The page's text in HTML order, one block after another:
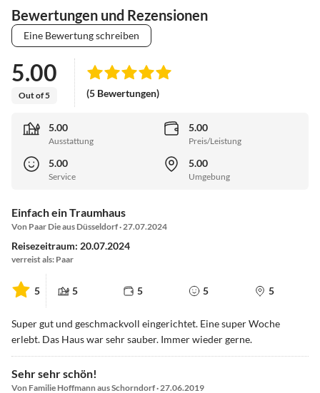
Bewertungen und Rezensionen
Eine Bewertung schreiben
5.00
Out of 5 (5 Bewertungen)
5.00
Ausstattung
5.00
Preis/Leistung
5.00
Service
5.00
Umgebung
Einfach ein Traumhaus
Von Paar Die aus Düsseldorf · 27.07.2024
Reisezeitraum: 20.07.2024
verreist als: Paar
5 5 5 5 5
Super gut und geschmackvoll eingerichtet. Eine super Woche
erlebt. Das Haus war sehr sauber. Immer wieder gerne.
Sehr sehr schön!
Von Familie Hoffmann aus Schorndorf · 27.06.2019